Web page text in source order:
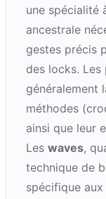
une spécialité
ancestrale
gestes précis
des locks.
généralement
méthodes
ainsi que leur
Les waves,
technique de
spécifique